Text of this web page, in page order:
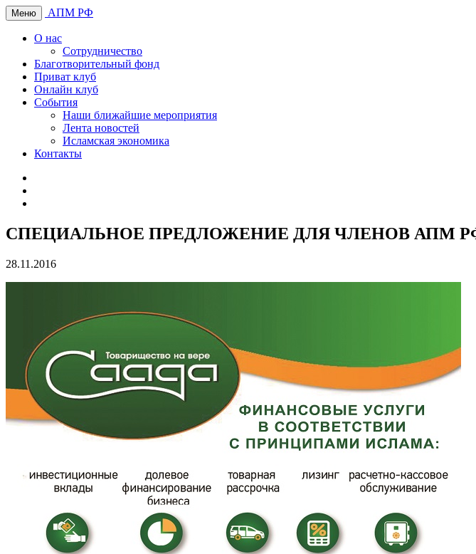
Меню АПМ РФ
О нас
Сотрудничество
Благотворительный фонд
Приват клуб
Онлайн клуб
События
Наши ближайшие мероприятия
Лента новостей
Исламская экономика
Контакты
СПЕЦИАЛЬНОЕ ПРЕДЛОЖЕНИЕ ДЛЯ ЧЛЕНОВ АПМ
28.11.2016